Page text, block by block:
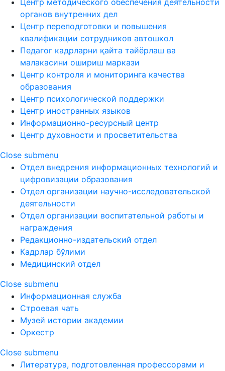
Центр методического обеспечения деятельности
органов внутренних дел
Центр переподготовки и повышения
квалификации сотрудников автошкол
Педагог кадрларни қайта тайёрлаш ва
малакасини ошириш маркази
Центр контроля и мониторинга качества
образования
Центр психологической поддержки
Центр иностранных языков
Информационно-ресурсный центр
Центр духовности и просветительства
Close submenu
Отдел внедрения информационных технологий и
цифровизации образования
Отдел организации научно-исследовательской
деятельности
Отдел организации воспитательной работы и
награждения
Редакционно-издательский отдел
Кадрлар бўлими
Медицинский отдел
Close submenu
Информационная служба
Строевая чать
Музей истории академии
Оркестр
Close submenu
Литература, подготовленная профессорами и